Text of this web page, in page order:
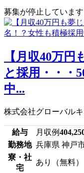
募集が停止しています
【月収40万
と採用・・・
中...
株式会社グローバル
給与 月収例
勤務地 兵庫県 神戸
寮・社
宅
あり（無料）